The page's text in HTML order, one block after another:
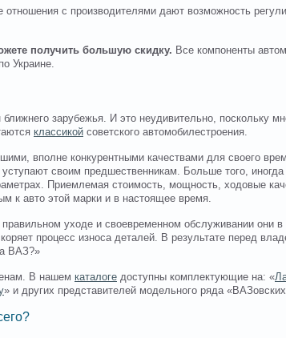
отношения с производителями дают возможность
получить большую скидку. Все компоненты
Украине.
зарубежья. И это неудивительно, поскольку
классикой советского автомобилестроения.
вполне конкурентными качествами для своего
своим предшественникам. Больше того, иногда
Приемлемая стоимость, мощность, ходовые
к авто этой марки и в настоящее время.
уходе и своевременном обслуживании они в
процесс износа деталей. В результате перед
ВАЗ?»
В нашем каталоге доступны комплектующие на: «
» и других представителей модельного ряда